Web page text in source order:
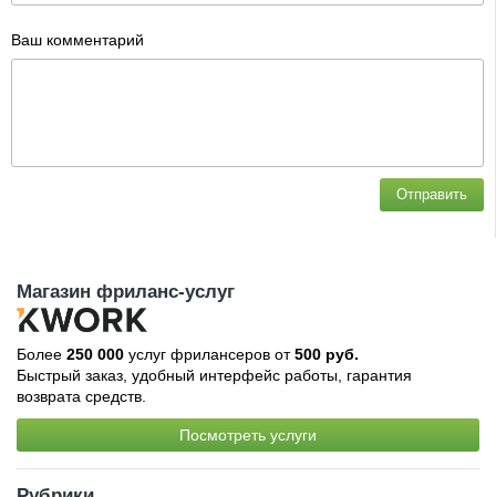
Ваш комментарий
Отправить
Магазин фриланс-услуг
Более 250 000 услуг фрилансеров от500 руб.
Быстрый заказ, удобный интерфейс работы, гарантия
возврата средств.
Посмотреть услуги